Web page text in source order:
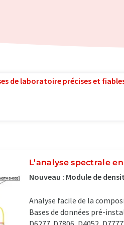
de laboratoire précises et
L’analyse spectrale
Nouveau : Module de
Analyse facile de la
Bases de données pré-